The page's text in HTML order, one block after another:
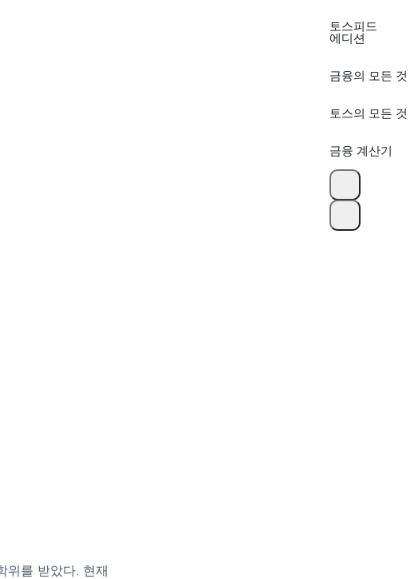
토스피드
에디션
금융의 모든 것
토스의 모든 것
금융 계산기
위를 받았다. 현재